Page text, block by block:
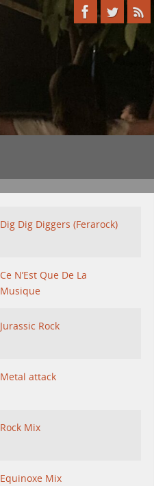
Dig Dig Diggers (Ferarock)
Ce N’Est Que De La
Musique
Jurassic Rock
Metal attack
Rock Mix
Equinoxe Mix